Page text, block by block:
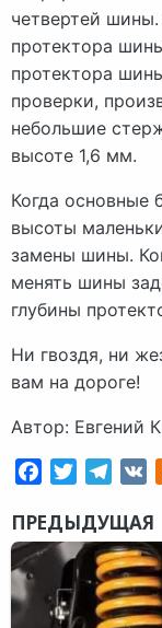
четвертей
протектора
протектора
проверки,
небольшие
высоте 1,6 мм.
Когда основные
высоты
замены шины.
менять шины
глубины
Ни гвоздя, ни
вам на дороге!
Автор: Евгений
FacebookTwitter
ПРЕДЫДУЩАЯ